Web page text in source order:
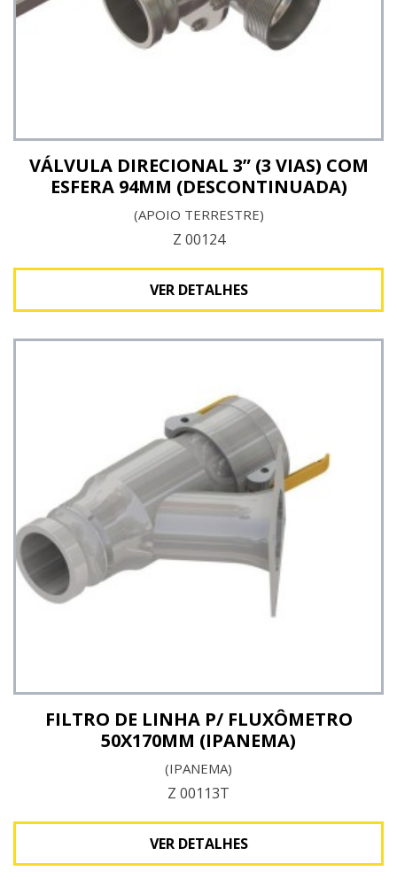
Ver detalhes
VÁLVULA DIRECIONAL 3” (3 VIAS) COM
ESFERA 94MM (DESCONTINUADA)
(APOIO TERRESTRE)
Z 00124
VER DETALHES
FILTRO DE LINHA P/ FLUXÔMETRO
50X170MM (IPANEMA)
(IPANEMA)
Z 00113T
VER DETALHES